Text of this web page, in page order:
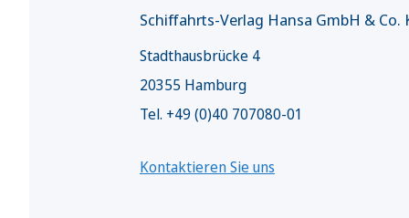
Schiffahrts-Verlag Hansa GmbH & Co.
Stadthausbrücke 4
20355 Hamburg
Tel. +49 (0)40 707080-01
Kontaktieren Sie uns